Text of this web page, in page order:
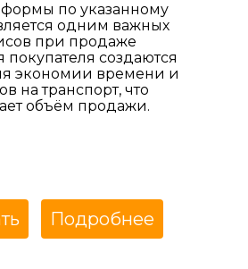
формы по указанному
одним важных
при продаже
покупателя создаются
экономии времени и
на транспорт, что
объём продажи.
Подробнее